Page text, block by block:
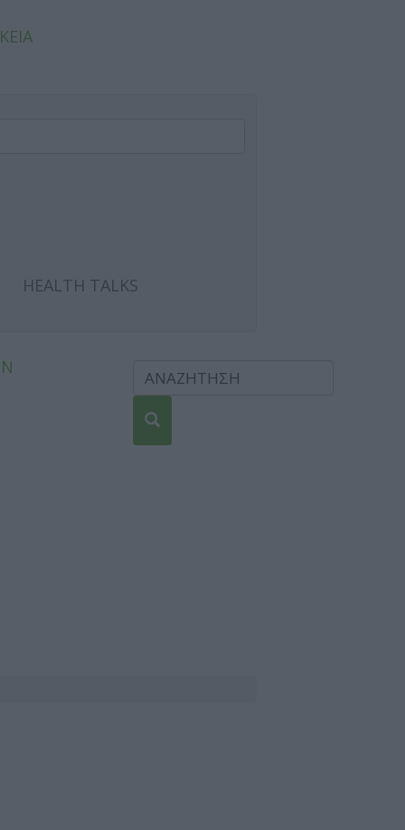
HEALTH TALKS